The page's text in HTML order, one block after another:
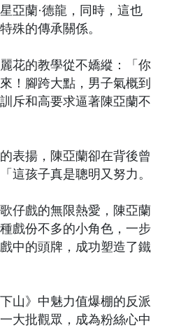
亞蘭·德龍，同時，這也
殊的傳承關係。
花的教學從不嬌縱：「你
！腳跨大點，男子氣概到
斥和高要求逼著陳亞蘭不
表揚，陳亞蘭卻在背後曾
這孩子真是聰明又努力。
仔戲的無限熱愛，陳亞蘭
戲份不多的小角色，一步
中的頭牌，成功塑造了鐵
山》中魅力值爆棚的反派
大批觀眾，成為粉絲心中